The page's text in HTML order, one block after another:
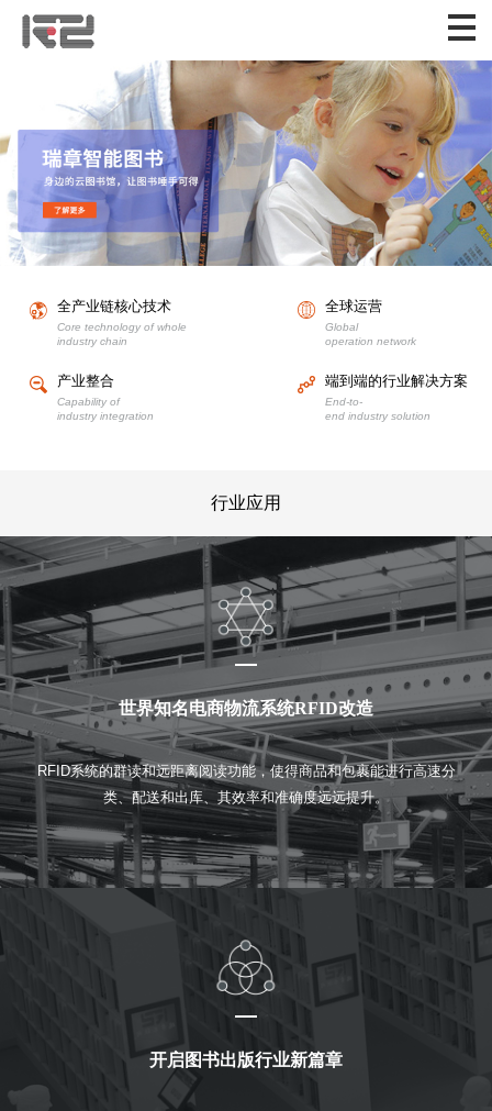
全产业链核心技术
Core technology of whole
industry chain
全球运营
Global
operation network
产业整合
Capability of
industry integration
端到端的行业解决方案
End-to-
end industry solution
行业应用
世界知名电商物流系统RFID改造
RFID系统的群读和远距离阅读功能，使得商品和包裹能进行高速分
类、配送和出库、其效率和准确度远远提升。
开启图书出版行业新篇章